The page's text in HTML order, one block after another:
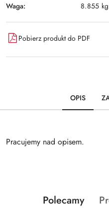
Waga: 8.855 kg
Pobierz produkt do PDF
OPIS
Pracujemy nad opisem.
Pomiń karuzelę
Produkty
Polecamy